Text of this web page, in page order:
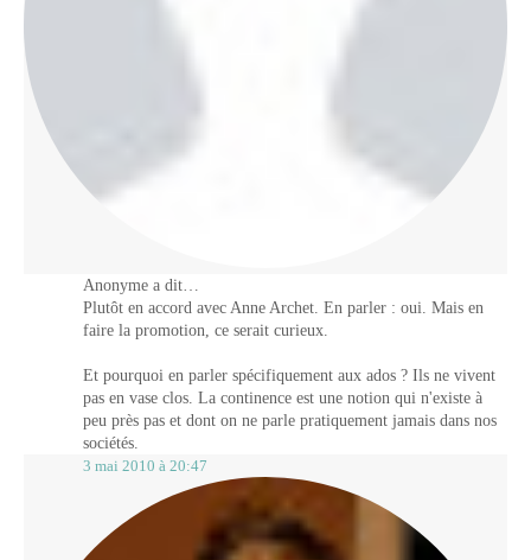
Anonyme a dit…
Plutôt en accord avec Anne Archet. En parler : oui. Mais en
faire la promotion, ce serait curieux.
Et pourquoi en parler spécifiquement aux ados ? Ils ne vivent
pas en vase clos. La continence est une notion qui n'existe à
peu près pas et dont on ne parle pratiquement jamais dans nos
sociétés.
3 mai 2010 à 20:47